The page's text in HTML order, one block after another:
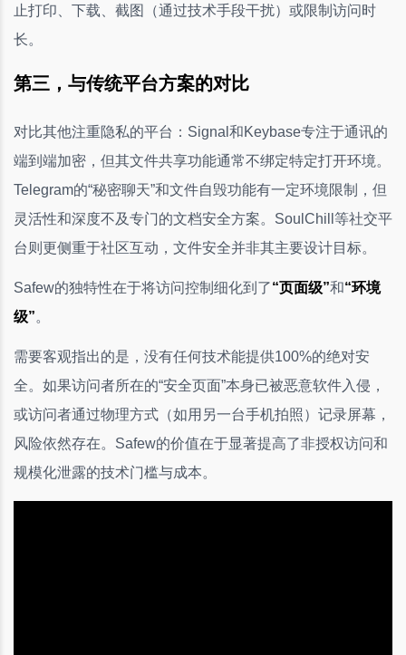
止打印、下载、截图（通过技术手段干扰）或限制访问时
长。
第三，与传统平台方案的对比
对比其他注重隐私的平台：Signal和Keybase专注于通讯的
端到端加密，但其文件共享功能通常不绑定特定打开环境。
Telegram的“秘密聊天”和文件自毁功能有一定环境限制，但
灵活性和深度不及专门的文档安全方案。SoulChill等社交平
台则更侧重于社区互动，文件安全并非其主要设计目标。
Safew的独特性在于将访问控制细化到了“页面级”和“环境
级”。
需要客观指出的是，没有任何技术能提供100%的绝对安
全。如果访问者所在的“安全页面”本身已被恶意软件入侵，
或访问者通过物理方式（如用另一台手机拍照）记录屏幕，
风险依然存在。Safew的价值在于显著提高了非授权访问和
规模化泄露的技术门槛与成本。